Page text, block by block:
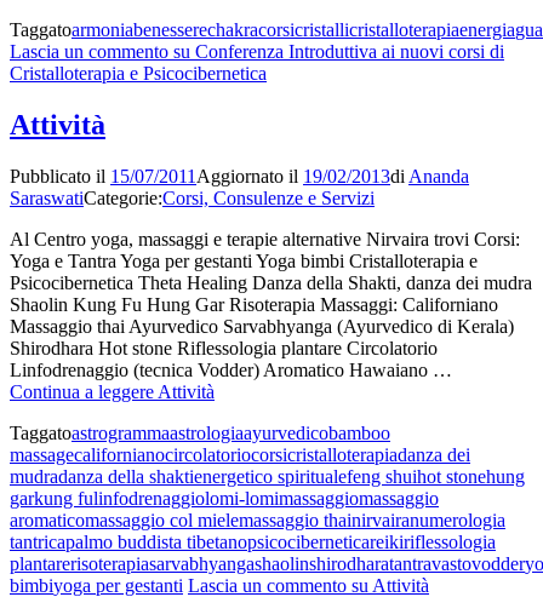
Taggatoarmoniabenesserechakracorsicristallicristalloterapiaenergia
Lascia un commento su Conferenza Introduttiva ai nuovi corsi di
Cristalloterapia e Psicocibernetica
Attività
Pubblicato il 15/07/2011 Aggiornato il 19/02/2013di Ananda
SaraswatiCategorie:Corsi, Consulenze e Servizi
Al Centro yoga, massaggi e terapie alternative Nirvaira trovi Corsi:
Yoga e Tantra Yoga per gestanti Yoga bimbi Cristalloterapia e
Psicocibernetica Theta Healing Danza della Shakti, danza dei mudra
Shaolin Kung Fu Hung Gar Risoterapia Massaggi: Californiano
Massaggio thai Ayurvedico Sarvabhyanga (Ayurvedico di Kerala)
Shirodhara Hot stone Riflessologia plantare Circolatorio
Linfodrenaggio (tecnica Vodder) Aromatico Hawaiano …
Continua a leggere Attività
Taggatoastrogrammaastrologiaayurvedicobamboo
massagecalifornianocircolatoriocorsicristalloterapiadanza dei
mudradanza della shaktienergetico spiritualefeng shuihot stonehung
garkung fulinfodrenaggiolomi-lomimassaggiomassaggio
aromaticomassaggio col mielemassaggio thainirvairanumerologia
tantricapalmo buddista tibetanopsicociberneticareikiriflessologia
plantarerisoterapiasarvabhyangashaolinshirodharatantravastovodder
bimbiyoga per gestanti Lascia un commento su Attività